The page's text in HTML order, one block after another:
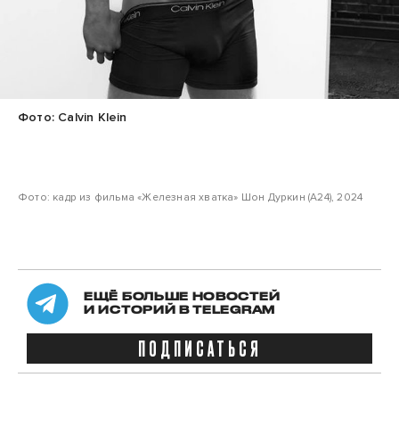
Фото: Calvin Klein
Фото: кадр из фильма «Железная хватка» Шон Дуркин (А24), 2024
ЕЩЁ БОЛЬШЕ НОВОСТЕЙ
И ИСТОРИЙ В TELEGRAM
ПОДПИСАТЬСЯ